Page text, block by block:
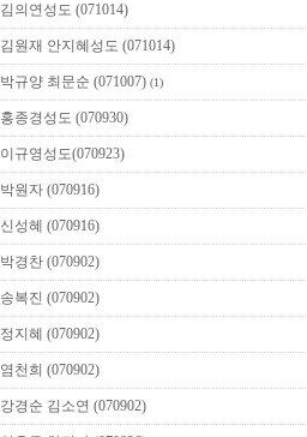
김의연성도 (071014)
김원재 안지혜성도 (071014)
박규양 최문순 (071007) (1)
홍종경성도 (070930)
이규영성도(070923)
박원자 (070916)
신성혜 (070916)
박경찬 (070902)
송복진 (070902)
정지혜 (070902)
염천희 (070902)
강경순 김소연 (070902)